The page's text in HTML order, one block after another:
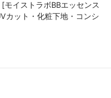
モイストラボBBエッセンス
カット・化粧下地・コンシ